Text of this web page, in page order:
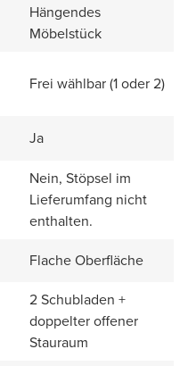
Hängendes
Möbelstück
Frei wählbar (1 oder 2)
Ja
Nein, Stöpsel im
Lieferumfang nicht
enthalten.
Flache Oberfläche
2 Schubladen +
doppelter offener
Stauraum